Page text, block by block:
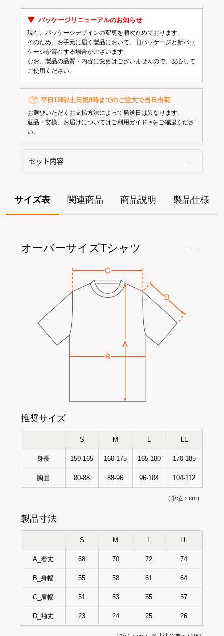
パッケージリニューアルのお知らせ
現在、パッケージデザインの変更を順次進めております。
そのため、お手元に届く製品において、旧パッケージと新パッ
ケージが混在する場合がございます。
なお、製品の品質・内容に変更はございませんので、安心して
ご使用ください。
平日12時/土日祝9時までのご注文で当日出荷
お選びいただくお支払方法によって発送日は異なります。
返品・交換、お届けについてはご利用ガイド >をご確認くださ
い。
セット内容
サイズ表 関連商品 商品説明 製品仕様
オーバーサイズTシャツ
推奨サイズ
S M L LL
身長 150-165 160-175 165-180 170-185
胸囲 80-88 88-96 96-104 104-112
（単位：cm）
製品寸法
S M L LL
A_着丈 68 70 72 74
B_身幅 55 58 61 64
C_肩幅 51 53 55 57
D_袖丈 23 24 25 26